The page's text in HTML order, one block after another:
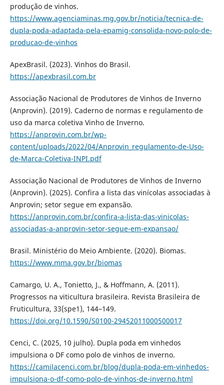
produção de vinhos.
https://www.agenciaminas.mg.gov.br/noticia/tecnica-de-
dupla-poda-adaptada-pela-epamig-consolida-novo-polo-de-
producao-de-vinhos
ApexBrasil. (2023). Vinhos do Brasil.
https://apexbrasil.com.br
Associação Nacional de Produtores de Vinhos de Inverno
(Anprovin). (2019). Caderno de normas e regulamento de
uso da marca coletiva Vinho de Inverno.
https://anprovin.com.br/wp-
content/uploads/2022/04/Anprovin_regulamento-de-Uso-
de-Marca-Coletiva-INPI.pdf
Associação Nacional de Produtores de Vinhos de Inverno
(Anprovin). (2025). Confira a lista das vinícolas associadas à
Anprovin; setor segue em expansão.
https://anprovin.com.br/confira-a-lista-das-vinicolas-
associadas-a-anprovin-setor-segue-em-expansao/
Brasil. Ministério do Meio Ambiente. (2020). Biomas.
https://www.mma.gov.br/biomas
Camargo, U. A., Tonietto, J., & Hoffmann, A. (2011).
Progressos na viticultura brasileira. Revista Brasileira de
Fruticultura, 33(spe1), 144–149.
https://doi.org/10.1590/S0100-29452011000500017
Cenci, C. (2025, 10 julho). Dupla poda em vinhedos
impulsiona o DF como polo de vinhos de inverno.
https://camilacenci.com.br/blog/dupla-poda-em-vinhedos-
impulsiona-o-df-como-polo-de-vinhos-de-inverno.html